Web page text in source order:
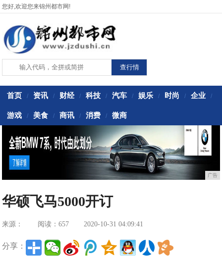
您好,欢迎您来锦州都市网!
首页 / 资讯 / 财经 / 科技 / 汽车 / 娱乐 / 时尚 / 企业 /
游戏 / 美食 / 商讯 / 消费 / 微商
广告
华硕飞马5000开订
来源： 阅读：657 2020-10-31 04:09:41
分享：